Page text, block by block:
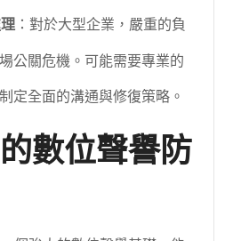
：對於大型企業，嚴重的負
公關危機。可能需要專業的
定全面的溝通與修復策略。
數位聲譽防